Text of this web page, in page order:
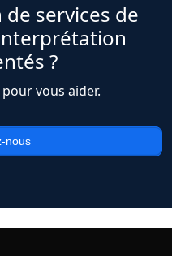
services de
?
vous aider.
nous